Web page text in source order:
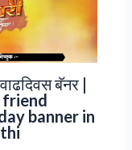
बॅनर |
banner in